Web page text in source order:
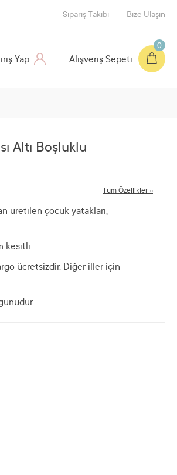
Sipariş Takibi Bize Ulaşın
Alışveriş Sepeti
0
Yap
Altı Boşluklu
Tüm Özellikler »
üretilen çocuk yatakları,
kesitli
ücretsizdir. Diğer iller için